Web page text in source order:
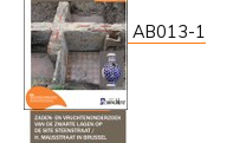
AB013-1